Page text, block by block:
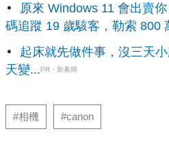
原來 Windows 11 會出賣
碼追蹤 19 歲駭客，勒索 800
起床就先做件事，沒三天
天變...PR・新素簡
#相機 #canon